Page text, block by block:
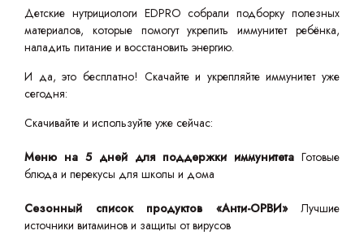
Детские нутрициологи EDPRO собрали подборку полезных
материалов, которые помогут укрепить иммунитет ребёнка,
наладить питание и восстановить энергию.
И да, это бесплатно! Скачайте и укрепляйте иммунитет уже
сегодня:
Скачивайте и используйте уже сейчас:
Меню на 5 дней для поддержки иммунитета Готовые
блюда и перекусы для школы и дома
Сезонный список продуктов «Анти-ОРВИ»
Лучшие
источники витаминов и защиты от вирусов